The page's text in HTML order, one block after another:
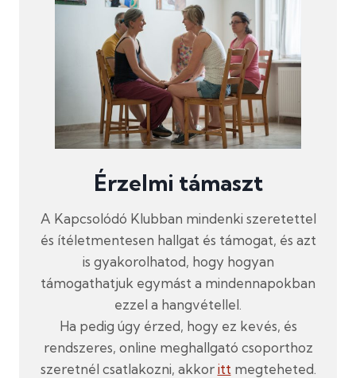
Érzelmi támaszt
A Kapcsolódó Klubban mindenki szeretettel
és ítéletmentesen hallgat és támogat, és azt
is gyakorolhatod, hogy hogyan
támogathatjuk egymást a mindennapokban
ezzel a hangvétellel.
Ha pedig úgy érzed, hogy ez kevés, és
rendszeres, online meghallgató csoporthoz
szeretnél csatlakozni, akkoritt megteheted.